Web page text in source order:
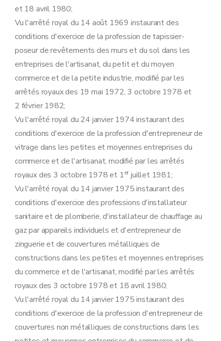
et 18 avril 1980;
Vu l'arrêté royal du 14 août 1969 instaurant des
conditions d'exercice de la profession de tapissier-
poseur de revêtements des murs et du sol dans les
entreprises de l'artisanat, du petit et du moyen
commerce et de la petite industrie, modifié par les
arrêtés royaux des 19 mai 1972, 3 octobre 1978 et
2 février 1982;
Vu l'arrêté royal du 24 janvier 1974 instaurant des
conditions d'exercice de la profession d'entrepreneur de
vitrage dans les petites et moyennes entreprises du
commerce et de l'artisanat, modifié par les arrêtés
royaux des 3 octobre 1978 et 1er juillet 1981;
Vu l'arrêté royal du 14 janvier 1975 instaurant des
conditions d'exercice des professions d'installateur
sanitaire et de plomberie, d'installateur de chauffage au
gaz par appareils individuels et d'entrepreneur de
zinguerie et de couvertures métalliques de
constructions dans les petites et moyennes entreprises
du commerce et de l'artisanat, modifié par les arrêtés
royaux des 3 octobre 1978 et 18 avril 1980;
Vu l'arrêté royal du 14 janvier 1975 instaurant des
conditions d'exercice de la profession d'entrepreneur de
couvertures non métalliques de constructions dans les